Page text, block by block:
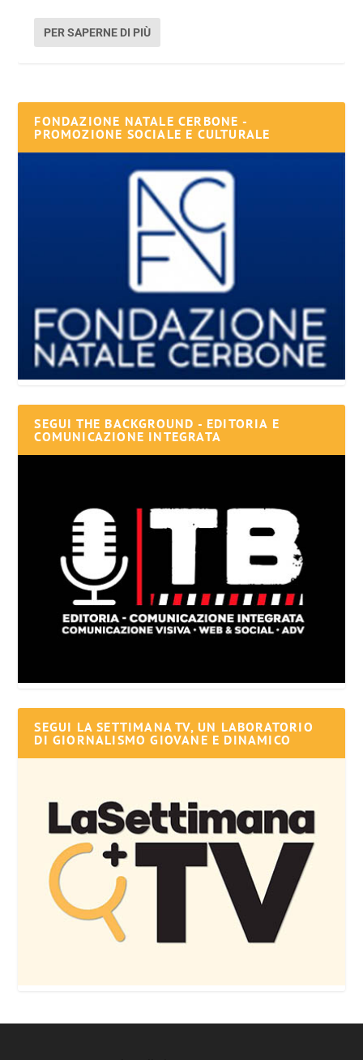
PER SAPERNE DI PIÙ
FONDAZIONE NATALE CERBONE -
PROMOZIONE SOCIALE E CULTURALE
SEGUI THE BACKGROUND - EDITORIA E
COMUNICAZIONE INTEGRATA
SEGUI LA SETTIMANA TV, UN LABORATORIO
DI GIORNALISMO GIOVANE E DINAMICO